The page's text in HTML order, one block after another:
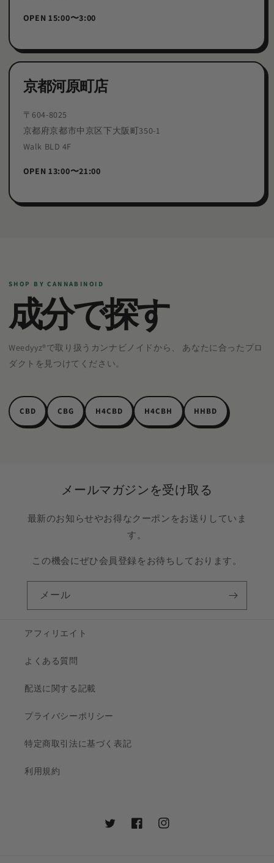
OPEN 15:00〜3:00
京都河原町店
〒604-8025
京都府京都市中京区下大阪町350-1
Walk BLD 4F
OPEN 13:00〜21:00
SHOP BY CANNABINOID
成分で探す
Weedyyz®︎で取り扱うカンナビノイドから、 あなたに合ったプロ
ダクトを見つけてください。
CBD CBG H4CBD H4CBH HHBD
メールマガジンを受け取る
最新のお知らせやお得なクーポンをお送りしていま
す。
この機会にぜひ会員登録をお待ちしております。
メール
アフィリエイト
よくある質問
配送に関する記載
プライバシーポリシー
特定商取引法に基づく表記
利用規約
TwitterFacebookInstagram